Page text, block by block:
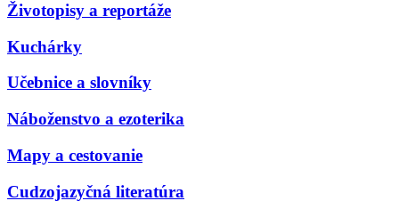
Životopisy a reportáže
Kuchárky
Učebnice a slovníky
Náboženstvo a ezoterika
Mapy a cestovanie
Cudzojazyčná literatúra